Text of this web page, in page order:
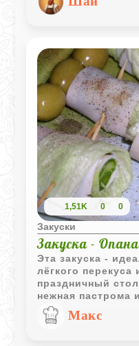
и алкоголя, что
1,51K 0 0
Закуски
Закуска -
Эта закуска -
лёгкого
праздничный
нежная пастрома
это свёрнуто в
которые удобно
Макс